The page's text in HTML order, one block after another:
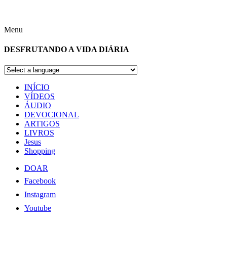
Menu
DESFRUTANDO A VIDA DIÁRIA
INÍCIO
VÍDEOS
ÁUDIO
DEVOCIONAL
ARTIGOS
LIVROS
Jesus
Shopping
DOAR
Facebook
Instagram
Youtube